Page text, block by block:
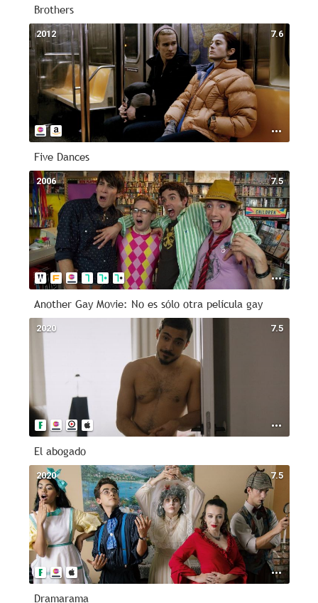
Brothers
7.6
2012
Five Dances
7.5
2006
Another Gay Movie: No es sólo otra película gay
7.5
2020
El abogado
7.5
2020
Dramarama